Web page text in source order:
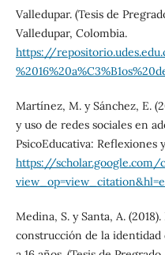
Valledupar. (Tesis de
Valledupar, Colombia.
https://
Martínez, M. y Sánchez, E.
y uso de redes sociales en
PsicoEducativa: Reflexiones
https://scholar.google.com/
Medina, S. y Santa, A.
construcción de la identidad